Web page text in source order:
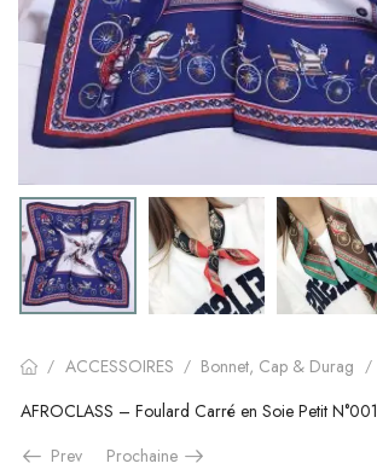
/ ACCESSOIRES / Bonnet, Cap & Durag /
AFROCLASS – Foulard Carré en Soie Petit N°001
Prev
Prochaine